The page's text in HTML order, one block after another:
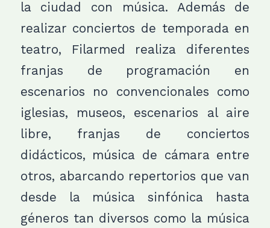
la ciudad con música. Además de
realizar conciertos de temporada en
teatro, Filarmed realiza diferentes
franjas de programación en
escenarios no convencionales como
iglesias, museos, escenarios al aire
libre, franjas de conciertos
didácticos, música de cámara entre
otros, abarcando repertorios que van
desde la música sinfónica hasta
géneros tan diversos como la música